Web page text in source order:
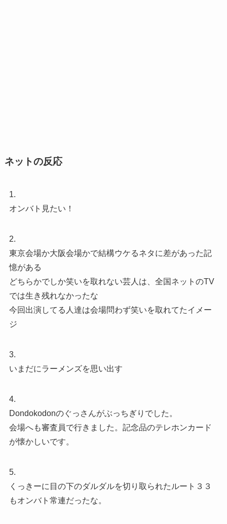
ネットの反応
1.
オンバト見たい！
2.
東京会場か大阪会場かで結構ウケるネタに差があった記
憶がある
どちらかでしか笑いを取れない芸人は、全国ネットのTV
では生き残れなかったな
今回出演してる人達は会場問わず笑いを取れてたイメー
ジ
3.
いまだにラーメンズを思い出す
4.
Dondokodonのぐっさんがぶっちぎりでした。
会場へも審査員で行きました。記念品のテレホンカード
が懐かしいです。
5.
くっきーに目の下のダルダルを切り取られたルート３３
もオンバト常連だったな。